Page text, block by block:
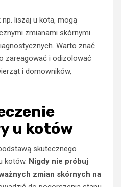
liszaj u kota, mogą
zmianami skórnymi
Warto znać
zareagować i odizolować
i domowników,
u kotów
skutecznego
kotów. Nigdy nie próbuj
zmian skórnych na